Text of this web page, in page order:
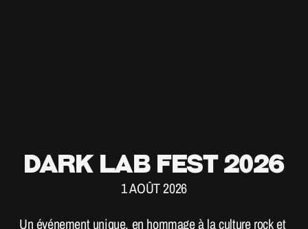
DARK LAB FEST 2026
1 AOÛT 2026
Un événement unique, en hommage à la culture rock et